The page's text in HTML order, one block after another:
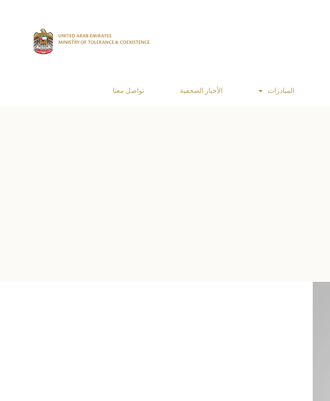
المبادرات الأخبار الصحفية تواصل معنا